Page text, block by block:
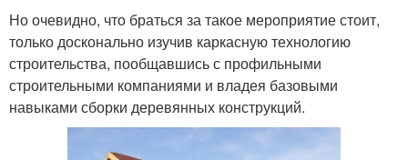
Но очевидно, что браться за такое мероприятие стоит,
только досконально изучив каркасную технологию
строительства, пообщавшись с профильными
строительными компаниями и владея базовыми
навыками сборки деревянных конструкций.